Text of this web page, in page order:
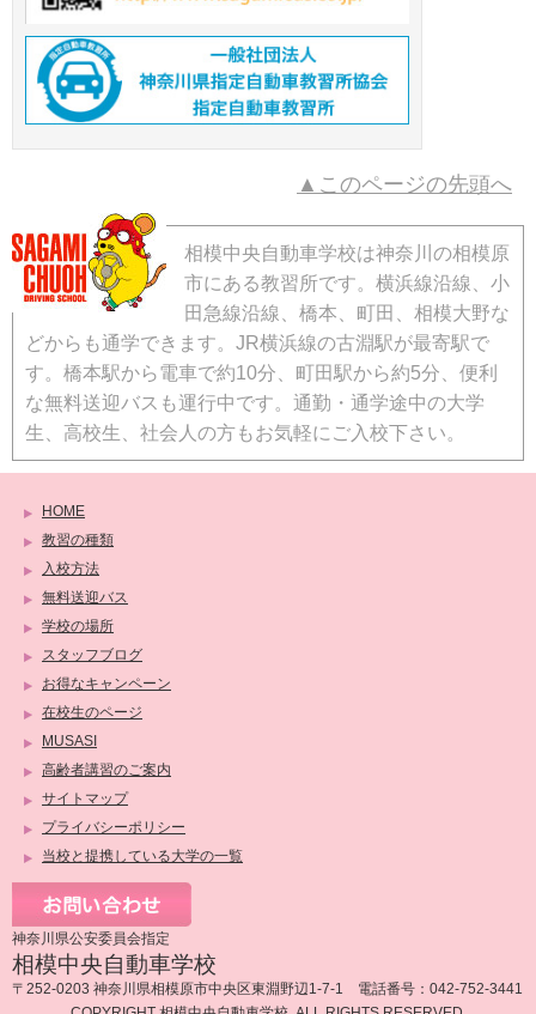
▲このページの先頭へ
相模中央自動車学校は神奈川の相模原
市にある教習所です。横浜線沿線、小
田急線沿線、橋本、町田、相模大野な
どからも通学できます。JR横浜線の古淵駅が最寄駅で
す。橋本駅から電車で約10分、町田駅から約5分、便利
な無料送迎バスも運行中です。通勤・通学途中の大学
生、高校生、社会人の方もお気軽にご入校下さい。
HOME
教習の種類
入校方法
無料送迎バス
学校の場所
スタッフブログ
お得なキャンペーン
在校生のページ
MUSASI
高齢者講習のご案内
サイトマップ
プライバシーポリシー
当校と提携している大学の一覧
神奈川県公安委員会指定
相模中央自動車学校
〒252-0203 神奈川県相模原市中央区東淵野辺1-7-1 電話番号：042-752-3441